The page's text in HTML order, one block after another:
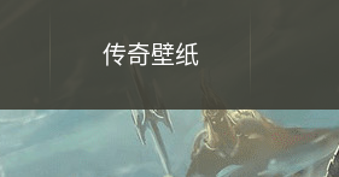
传奇壁纸